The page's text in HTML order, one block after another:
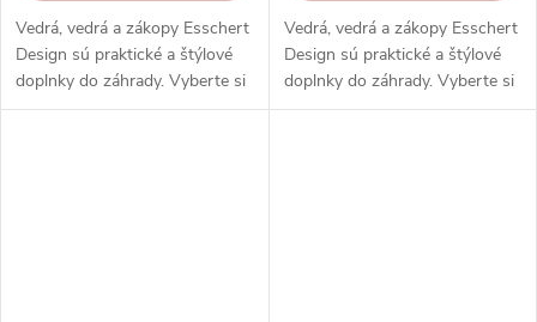
Vedrá, vedrá a zákopy Esschert
Design sú praktické a štýlové
doplnky do záhrady. Vyberte si
z rôznych veľkostí, materiálov a
Vedrá, vedrá a zákopy Esschert
Design sú praktické a štýlové
doplnky do záhrady. Vyberte si
z rôznych veľkostí, materiálov a